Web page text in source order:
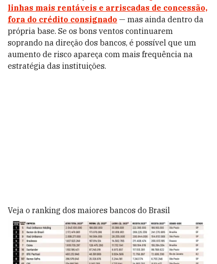
linhas mais rentáveis e arriscadas de concessão,
fora do crédito consignado — mas ainda dentro da
própria base. Se os bons ventos continuarem
soprando na direção dos bancos, é possível que um
aumento de risco apareça com mais frequência na
estratégia das instituições.
Veja o ranking dos maiores bancos do Brasil